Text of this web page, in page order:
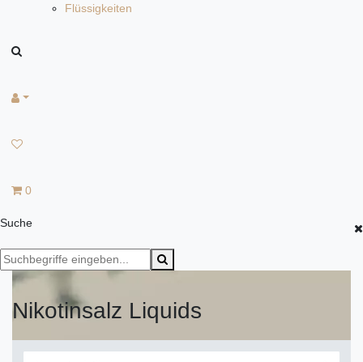
Flüssigkeiten
0
Suche
Nikotinsalz Liquids